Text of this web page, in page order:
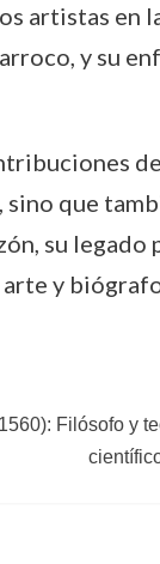
artistas en
y su
sino que
su legado
y
Filósofo y